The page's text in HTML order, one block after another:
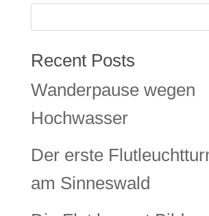
Recent Posts
Wanderpause wegen
Hochwasser
Der erste
am Sinneswald